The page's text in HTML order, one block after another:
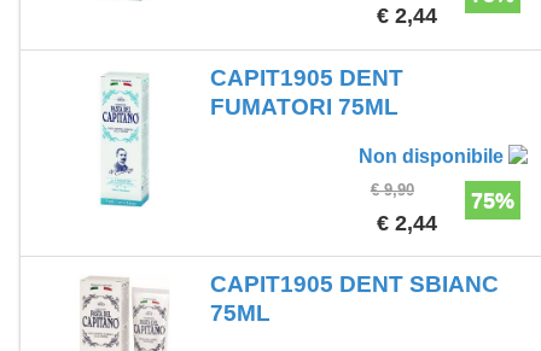
€ 2,44
CAPIT1905 DENT
FUMATORI 75ML
Non disponibile
75%
€ 9,90
€ 2,44
CAPIT1905 DENT SBIANC
75ML